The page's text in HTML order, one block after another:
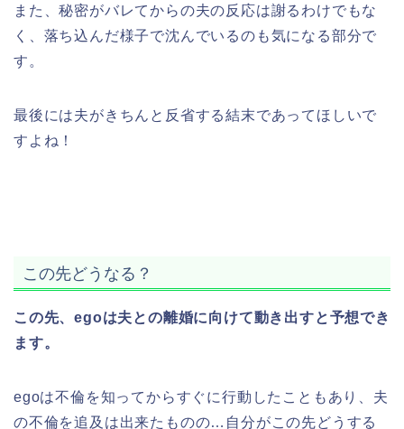
また、秘密がバレてからの夫の反応は謝るわけでもな
く、落ち込んだ様子で沈んでいるのも気になる部分で
す。
最後には夫がきちんと反省する結末であってほしいで
すよね！
この先どうなる？
この先、egoは夫との離婚に向けて動き出すと予想でき
ます。
egoは不倫を知ってからすぐに行動したこともあり、夫
の不倫を追及は出来たものの…自分がこの先どうする